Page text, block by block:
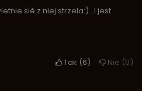
siè z niej strzela:) . I jest
Tak 6 Nie 0